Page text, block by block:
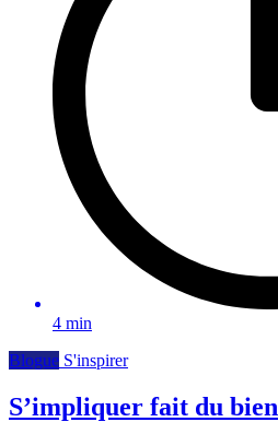
4 min
Blogue S'inspirer
S’impliquer fait du bien